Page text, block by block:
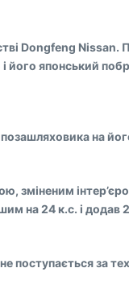
Dongfeng
його японський
на
зміненим
на 24 к.с. і
за